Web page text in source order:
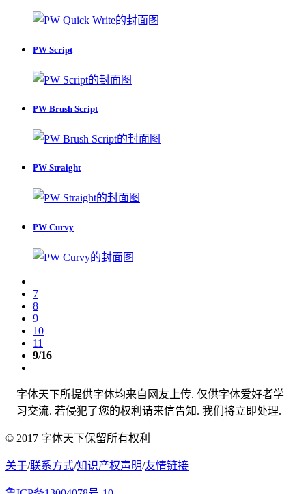
PW Script
PW Brush Script
PW Straight
PW Curvy
7
8
9
10
11
9/16
字体天下所提供字体均来自网友上传. 仅供字体爱好者学
习交流. 若侵犯了您的权利请来信告知. 我们将立即处理.
© 2017 字体天下保留所有权利
关于/联系方式/知识产权声明/友情链接